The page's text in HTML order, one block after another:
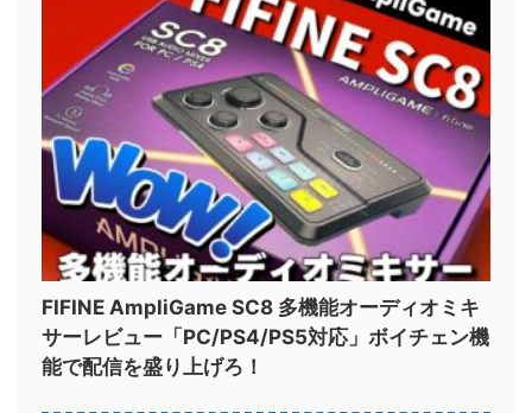
FIFINE AmpliGame SC8 多機能オーディオミキ
サーレビュー「PC/PS4/PS5対応」ボイチェン機
能で配信を盛り上げろ！